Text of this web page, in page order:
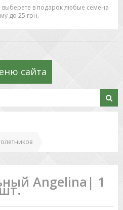
выберете в подарок любые семена
до 25 грн.
сайта
Angelina| 1